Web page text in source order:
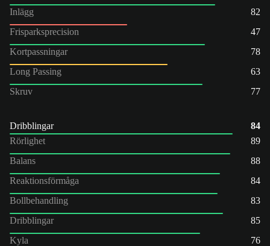
Inlägg
82
Frisparksprecision
47
Kortpassningar
78
Long Passing
63
Skruv
77
Dribblingar
84
Rörlighet
89
Balans
88
Reaktionsförmåga
84
Bollbehandling
83
Dribblingar
85
Kyla
76